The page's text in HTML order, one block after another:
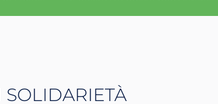
SOLIDARIETÀ